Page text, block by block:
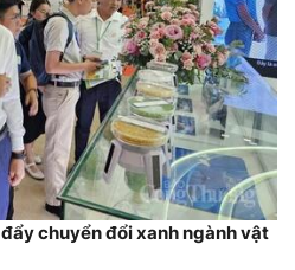
chuyển đổi xanh ngành vật